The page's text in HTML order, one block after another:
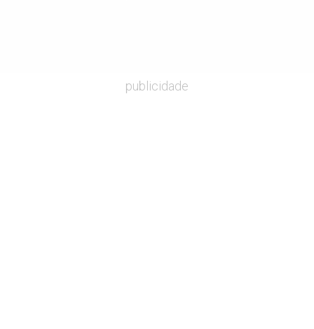
publicidade